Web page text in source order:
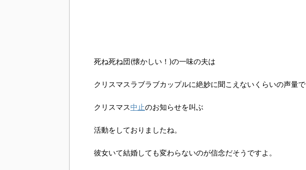
死ね死ね団(懐かしい！)の一味の夫は
クリスマスラブラブカップルに絶妙に聞こえないくらいの声量で
クリスマス中止のお知らせを叫ぶ
活動をしておりましたね。
彼女いて結婚しても変わらないのが信念だそうですよ。